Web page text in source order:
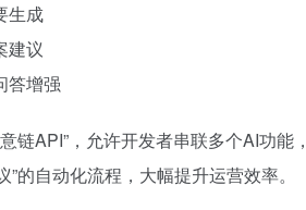
生成
建议
答增强
链API”，允许开发者串联多个AI功
的自动化流程，大幅提升运营效率。